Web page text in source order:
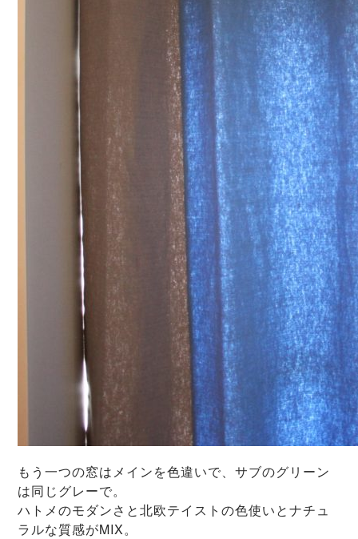
もう一つの窓はメインを色違いで、サブのグリーン
は同じグレーで。
ハトメのモダンさと北欧テイストの色使いとナチュ
ラルな質感がMIX。